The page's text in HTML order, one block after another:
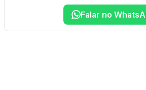
Falar no